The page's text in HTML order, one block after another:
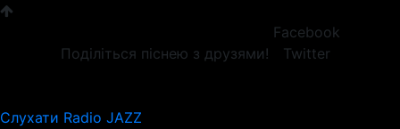
Поділіться піснею з друзями!
Facebook
Twitter
Слухати Radio JAZZ